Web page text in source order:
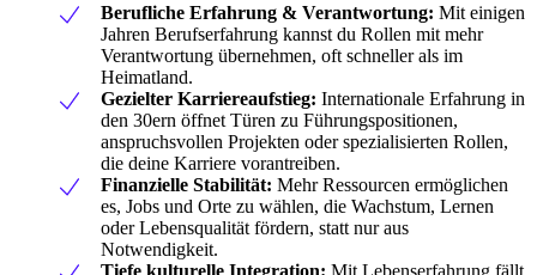
Berufliche Erfahrung & Verantwortung: Mit einigen
Jahren Berufserfahrung kannst du Rollen mit mehr
Verantwortung übernehmen, oft schneller als im
Heimatland.
Gezielter Karriereaufstieg: Internationale Erfahrung in
den 30ern öffnet Türen zu Führungspositionen,
anspruchsvollen Projekten oder spezialisierten Rollen,
die deine Karriere vorantreiben.
Finanzielle Stabilität: Mehr Ressourcen ermöglichen
es, Jobs und Orte zu wählen, die Wachstum, Lernen
oder Lebensqualität fördern, statt nur aus
Notwendigkeit.
Tiefe kulturelle Integration: Mit Lebenserfahrung fällt